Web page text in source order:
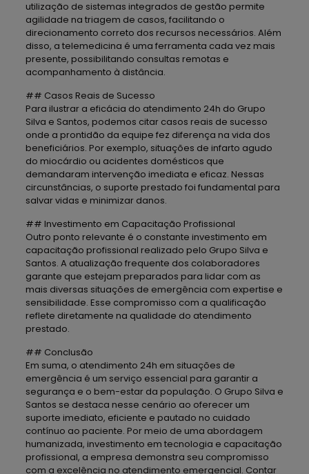
utilização de sistemas integrados de gestão permite
agilidade na triagem de casos, facilitando o
direcionamento correto dos recursos necessários. Além
disso, a telemedicina é uma ferramenta cada vez mais
presente, possibilitando consultas remotas e
acompanhamento à distância.
## Casos Reais de Sucesso
Para ilustrar a eficácia do atendimento 24h do Grupo
Silva e Santos, podemos citar casos reais de sucesso
onde a prontidão da equipe fez diferença na vida dos
beneficiários. Por exemplo, situações de infarto agudo
do miocárdio ou acidentes domésticos que
demandaram intervenção imediata e eficaz. Nessas
circunstâncias, o suporte prestado foi fundamental para
salvar vidas e minimizar danos.
## Investimento em Capacitação Profissional
Outro ponto relevante é o constante investimento em
capacitação profissional realizado pelo Grupo Silva e
Santos. A atualização frequente dos colaboradores
garante que estejam preparados para lidar com as
mais diversas situações de emergência com expertise e
sensibilidade. Esse compromisso com a qualificação
reflete diretamente na qualidade do atendimento
prestado.
## Conclusão
Em suma, o atendimento 24h em situações de
emergência é um serviço essencial para garantir a
segurança e o bem-estar da população. O Grupo Silva e
Santos se destaca nesse cenário ao oferecer um
suporte imediato, eficiente e pautado no cuidado
contínuo ao paciente. Por meio de uma abordagem
humanizada, investimento em tecnologia e capacitação
profissional, a empresa demonstra seu compromisso
com a excelência no atendimento emergencial. Contar